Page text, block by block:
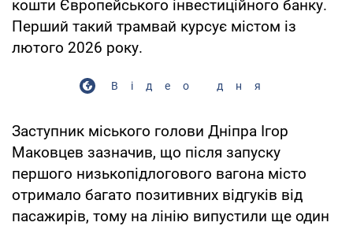
кошти Європейського інвестиційного банку.
Перший такий трамвай курсує містом із
лютого 2026 року.
Відео дня
Заступник міського голови Дніпра Ігор
Маковцев зазначив, що після запуску
першого низькопідлогового вагона місто
отримало багато позитивних відгуків від
пасажирів, тому на лінію випустили ще один